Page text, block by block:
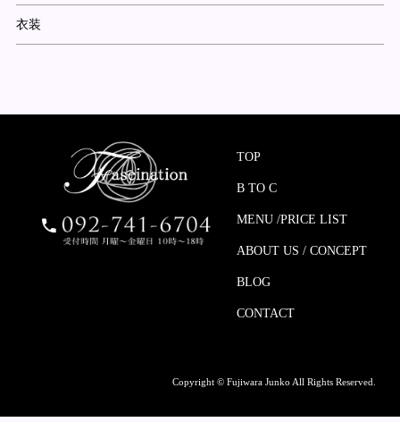
衣装
TOP
B TO C
MENU /PRICE LIST
ABOUT US / CONCEPT
BLOG
CONTACT
Copyright © Fujiwara Junko All Rights Reserved.